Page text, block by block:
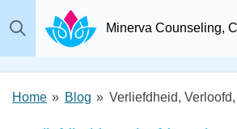
Ga
direct
hoofdinhoud
Home » Blog » Verliefdheid,